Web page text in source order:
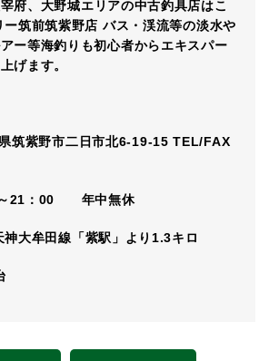
府、大野城エリアの中古釣具店はこ
ー筑前筑紫野店 バス・渓流等の淡水や
ー等海釣りも初心者からエキスパー
げます。
筑紫野市二日市北6-19-15 TEL/FAX
21：00 年中無休
神大牟田線「紫駅」より1.3キロ